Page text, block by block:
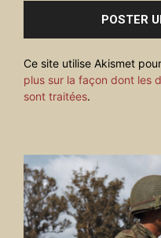
Ce site utilise Akismet
plus sur la façon dont les
sont traitées.